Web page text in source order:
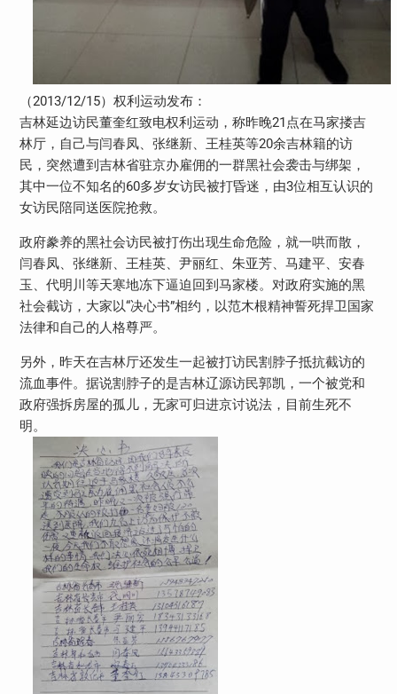
（2013/12/15）权利运动发布：
吉林延边访民董奎红致电权利运动，称昨晚21点在马家搂吉
林厅，自己与闫春凤、张继新、王桂英等20余吉林籍的访
民，突然遭到吉林省驻京办雇佣的一群黑社会袭击与绑架，
其中一位不知名的60多岁女访民被打昏迷，由3位相互认识的
女访民陪同送医院抢救。
政府豢养的黑社会访民被打伤出现生命危险，就一哄而散，
闫春凤、张继新、王桂英、尹丽红、朱亚芳、马建平、安春
玉、代明川等天寒地冻下逼迫回到马家楼。对政府实施的黑
社会截访，大家以“决心书”相约，以范木根精神誓死捍卫国家
法律和自己的人格尊严。
另外，昨天在吉林厅还发生一起被打访民割脖子抵抗截访的
流血事件。据说割脖子的是吉林辽源访民郭凯，一个被党和
政府强拆房屋的孤儿，无家可归进京讨说法，目前生死不
明。